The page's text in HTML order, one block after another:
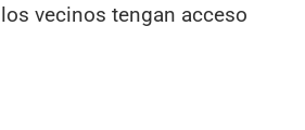
vecinos tengan acceso